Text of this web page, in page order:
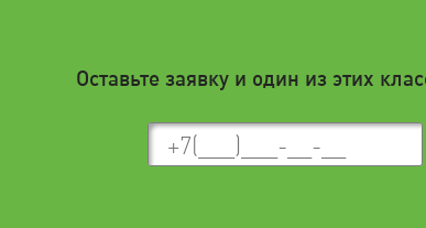
Оставьте заявку и один из этих